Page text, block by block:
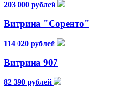
203 000 рублей
Витрина "Соренто"
114 020 рублей
Витрина 907
82 390 рублей